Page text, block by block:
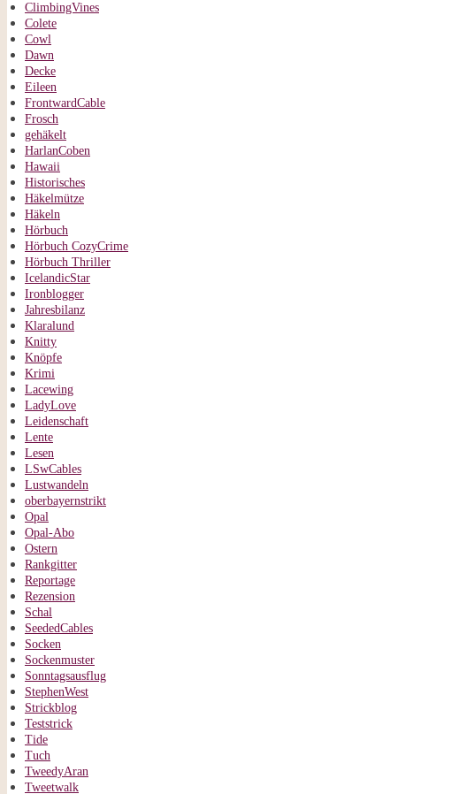
ClimbingVines
Colete
Cowl
Dawn
Decke
Eileen
FrontwardCable
Frosch
gehäkelt
HarlanCoben
Hawaii
Historisches
Häkelmütze
Häkeln
Hörbuch
Hörbuch CozyCrime
Hörbuch Thriller
IcelandicStar
Ironblogger
Jahresbilanz
Klaralund
Knitty
Knöpfe
Krimi
Lacewing
LadyLove
Leidenschaft
Lente
Lesen
LSwCables
Lustwandeln
oberbayernstrikt
Opal
Opal-Abo
Ostern
Rankgitter
Reportage
Rezension
Schal
SeededCables
Socken
Sockenmuster
Sonntagsausflug
StephenWest
Strickblog
Teststrick
Tide
Tuch
TweedyAran
Tweetwalk